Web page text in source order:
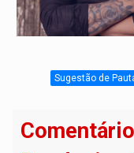
Sugestão de